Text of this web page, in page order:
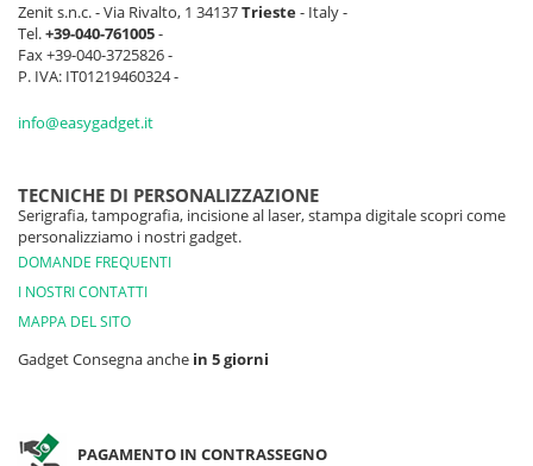
Zenit s.n.c. - Via Rivalto, 1 34137Trieste- Italy -
Tel.+39-040-761005-
Fax +39-040-3725826 -
P. IVA: IT01219460324 -
info@easygadget.it
TECNICHE DI PERSONALIZZAZIONE
Serigrafia, tampografia, incisione al laser, stampa digitale scopri come
personalizziamo i nostri gadget.
DOMANDE FREQUENTI
I NOSTRI CONTATTI
MAPPA DEL SITO
Gadget Consegna anche in 5 giorni
PAGAMENTO IN CONTRASSEGNO